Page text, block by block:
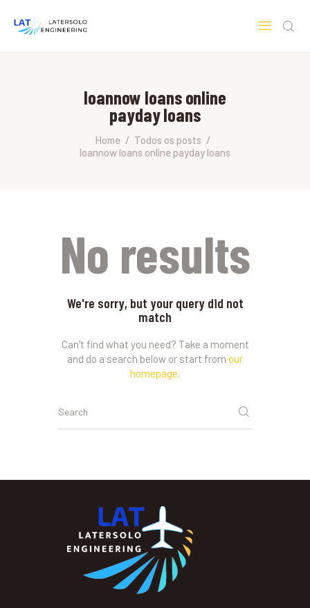
loannow loans online
payday loans
Home
Todos os posts
loannow loans online payday loans
SOBRE A LATERSOLO
ENGINEERING
MERCADOS & SERVIÇOS
No results
We're sorry, but your query did not
match
Can't find what you need? Take a moment
and do a search below or start from our
homepage.